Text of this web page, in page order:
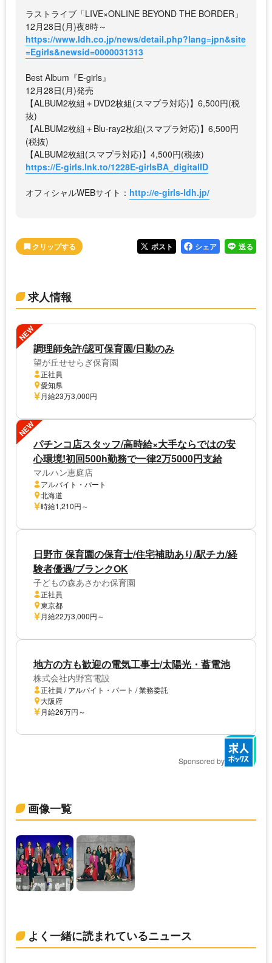
ラストライブ「LIVE×ONLINE BEYOND THE BORDER」
12月28日(月)夜8時～
https://www.ldh.co.jp/news/detail.php?lang=jpn&site
=Egirls&newsid=0000031313
Best Album『E-girls』
12月28日(月)発売
【ALBUM2枚組＋DVD2枚組(スマプラ対応)】6,500円(税
抜)
【ALBUM2枚組＋Blu-ray2枚組(スマプラ対応)】6,500円
(税抜)
【ALBUM2枚組(スマプラ対応)】4,500円(税抜)
https://E-girls.lnk.to/1228E-girlsBA_digitalID
オフィシャルWEBサイト： http://e-girls-ldh.jp/
ポスト シェア 送る
求人情報
NEW
調理師免許/認可保育園/日勤のみ
望が丘せせらぎ保育園
正社員
愛知県
月給23万3,000円
NEW
パチンコ店スタッフ/高時給×大手ならではの安
心環境!初回500h勤務で一律2万5000円支給
マルハン恵庭店
アルバイト・パート
北海道
時給1,210円～
日野市 保育園の保育士/住宅補助あり/駅チカ/経
験者優遇/ブランクOK
子どもの森あさかわ保育園
正社員
東京都
月給22万3,000円～
地方の方も歓迎の電気工事士/太陽光・蓄電池
株式会社内野宮電設
正社員 / アルバイト・パート / 業務委託
大阪府
月給26万円～
Sponsored by
画像一覧
よく一緒に読まれているニュース